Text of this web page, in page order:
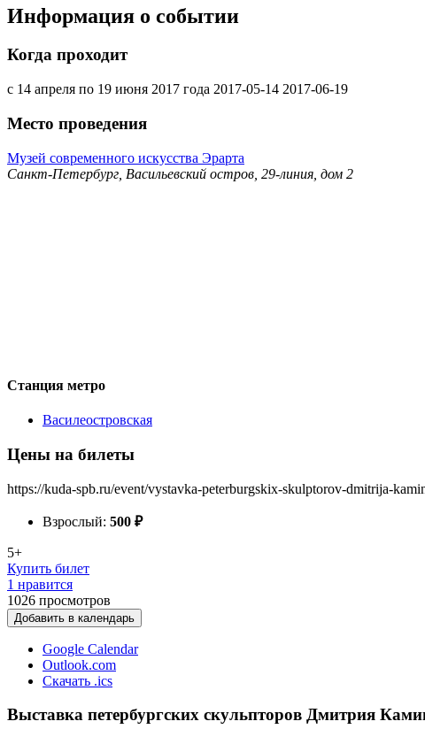
Информация о событии
Когда проходит
с 14 апреля по 19 июня 2017 года 2017-05-14 2017-06-19
Место проведения
Музей современного искусства Эрарта
Санкт-Петербург, Васильевский остров, 29-линия, дом 2
Станция метро
Василеостровская
Цены на билеты
https://kuda-spb.ru/event/vystavka-peterburgskix-skulptorov-dmitrija-
Взрослый: 500 ₽
5+
Купить билет
1 нравится
1026 просмотров
Добавить в календарь
Google Calendar
Outlook.com
Скачать .ics
Выставка петербургских скульпторов Дмитрия